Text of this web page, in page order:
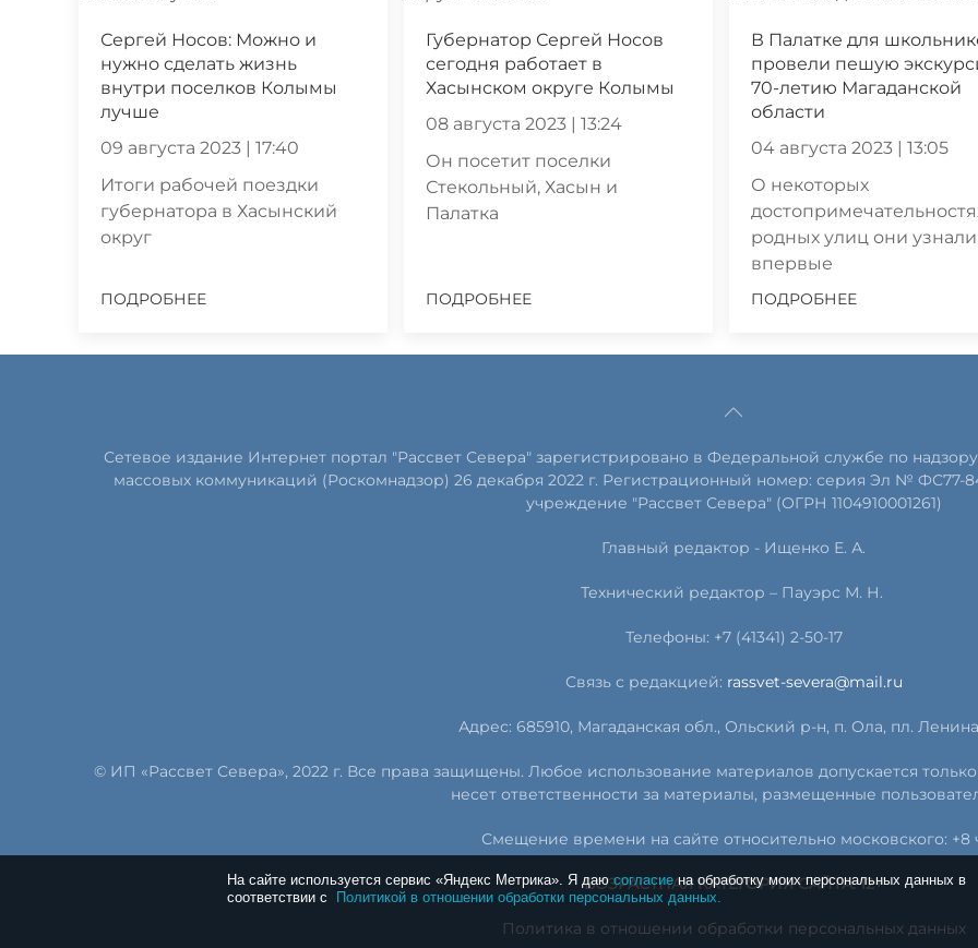
Сергей Носов: Можно и
нужно сделать жизнь
внутри поселков Колымы
лучше
09 августа 2023 | 17:40
Итоги рабочей поездки
губернатора в Хасынский
округ
ПОДРОБНЕЕ
Губернатор Сергей Носов
сегодня работает в
Хасынском округе Колымы
08 августа 2023 | 13:24
Он посетит поселки
Стекольный, Хасын и
Палатка
ПОДРОБНЕЕ
В Палатке для
провели пешую
70-летию Магаданской
области
04 августа 2023 | 13:05
О некоторых
родных улиц они узнали
впервые
ПОДРОБНЕЕ
Сетевое издание Интернет портал "Рассвет Севера" зарегистрировано в Федеральной службе по
массовых коммуникаций (Роскомнадзор) 26 декабря 2022 г. Регистрационный номер: серия Эл № ФС77-
учреждение "Рассвет Севера" (ОГРН 1104910001261)
Главный редактор - Ищенко Е. А.
Технический редактор – Пауэрс М. Н.
Телефоны: +7 (41341) 2-50-17
Связь с редакцией: rassvet-severa@mail.ru
Адрес: 685910, Магаданская обл., Ольский р-н, п. Ола, пл.
© ИП «Рассвет Севера», 2022 г. Все права защищены. Любое использование материалов допускается
несет ответственности за материалы, размещенные
Смещение времени на сайте относительно московского: +8
ВОЗРАСТНАЯ КАТЕГОРИЯ САЙТА: 12+
Политика в отношении обработки персональных данных
На сайте используется сервис «Яндекс Метрика». Я даюсогласиена обработку моих персональных данных в
соответствии с
Политикой в отношении обработки персональных данных.